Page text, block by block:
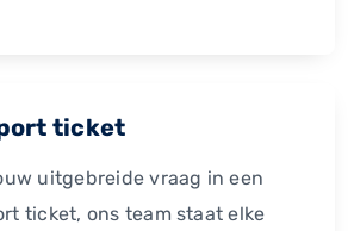
ticket
uitgebreide vraag in een
ticket, ons team staat elke